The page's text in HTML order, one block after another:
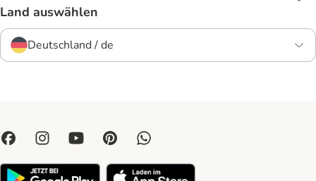
Land auswählen
Deutschland / de